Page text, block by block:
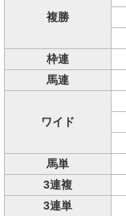
複勝
枠連
馬連
ワイド
馬単
3連複
3連単